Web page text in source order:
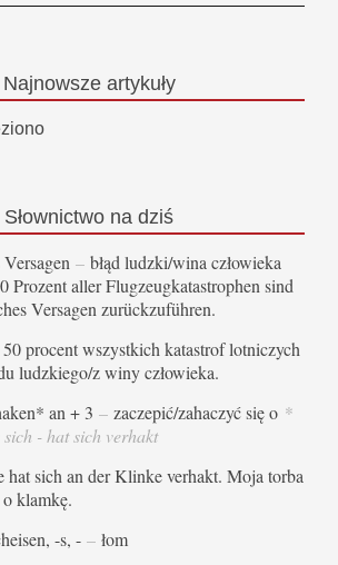
Najnowszeartykuły
Słownictwo na dziś
– błąd ludzki/wina człowieka
Prozent aller Flugzeugkatastrophen sind
Versagen zurückzuführen.
procent wszystkich katastrof lotniczych
ludzkiego/z winy człowieka.
an + 3 – zaczepić/zahaczyć się o *
sich - hat sich verhakt
hat sich an der Klinke verhakt. Moja torba
o klamkę.
-s, - – łom